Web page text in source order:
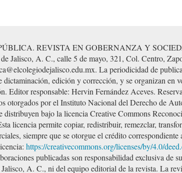
REVISTA EN GOBERNANZA Y
Jalisco, A. C., calle 5 de mayo, 321, Col. Centro,
La periodicidad de
dictaminación, edición y corrección, y se organizan en
Editor responsable: Hervin Fernández Aceves.
otorgados por el Instituto Nacional del Derecho de
distribuyen bajo la licencia Creative Commons
licencia permite copiar, redistribuir, remezclar,
siempre que se otorgue el crédito
https://creativecommons.org/licenses/by/4.0/
publicadas son responsabilidad exclusiva de
A. C., ni del equipo editorial de la revista. La